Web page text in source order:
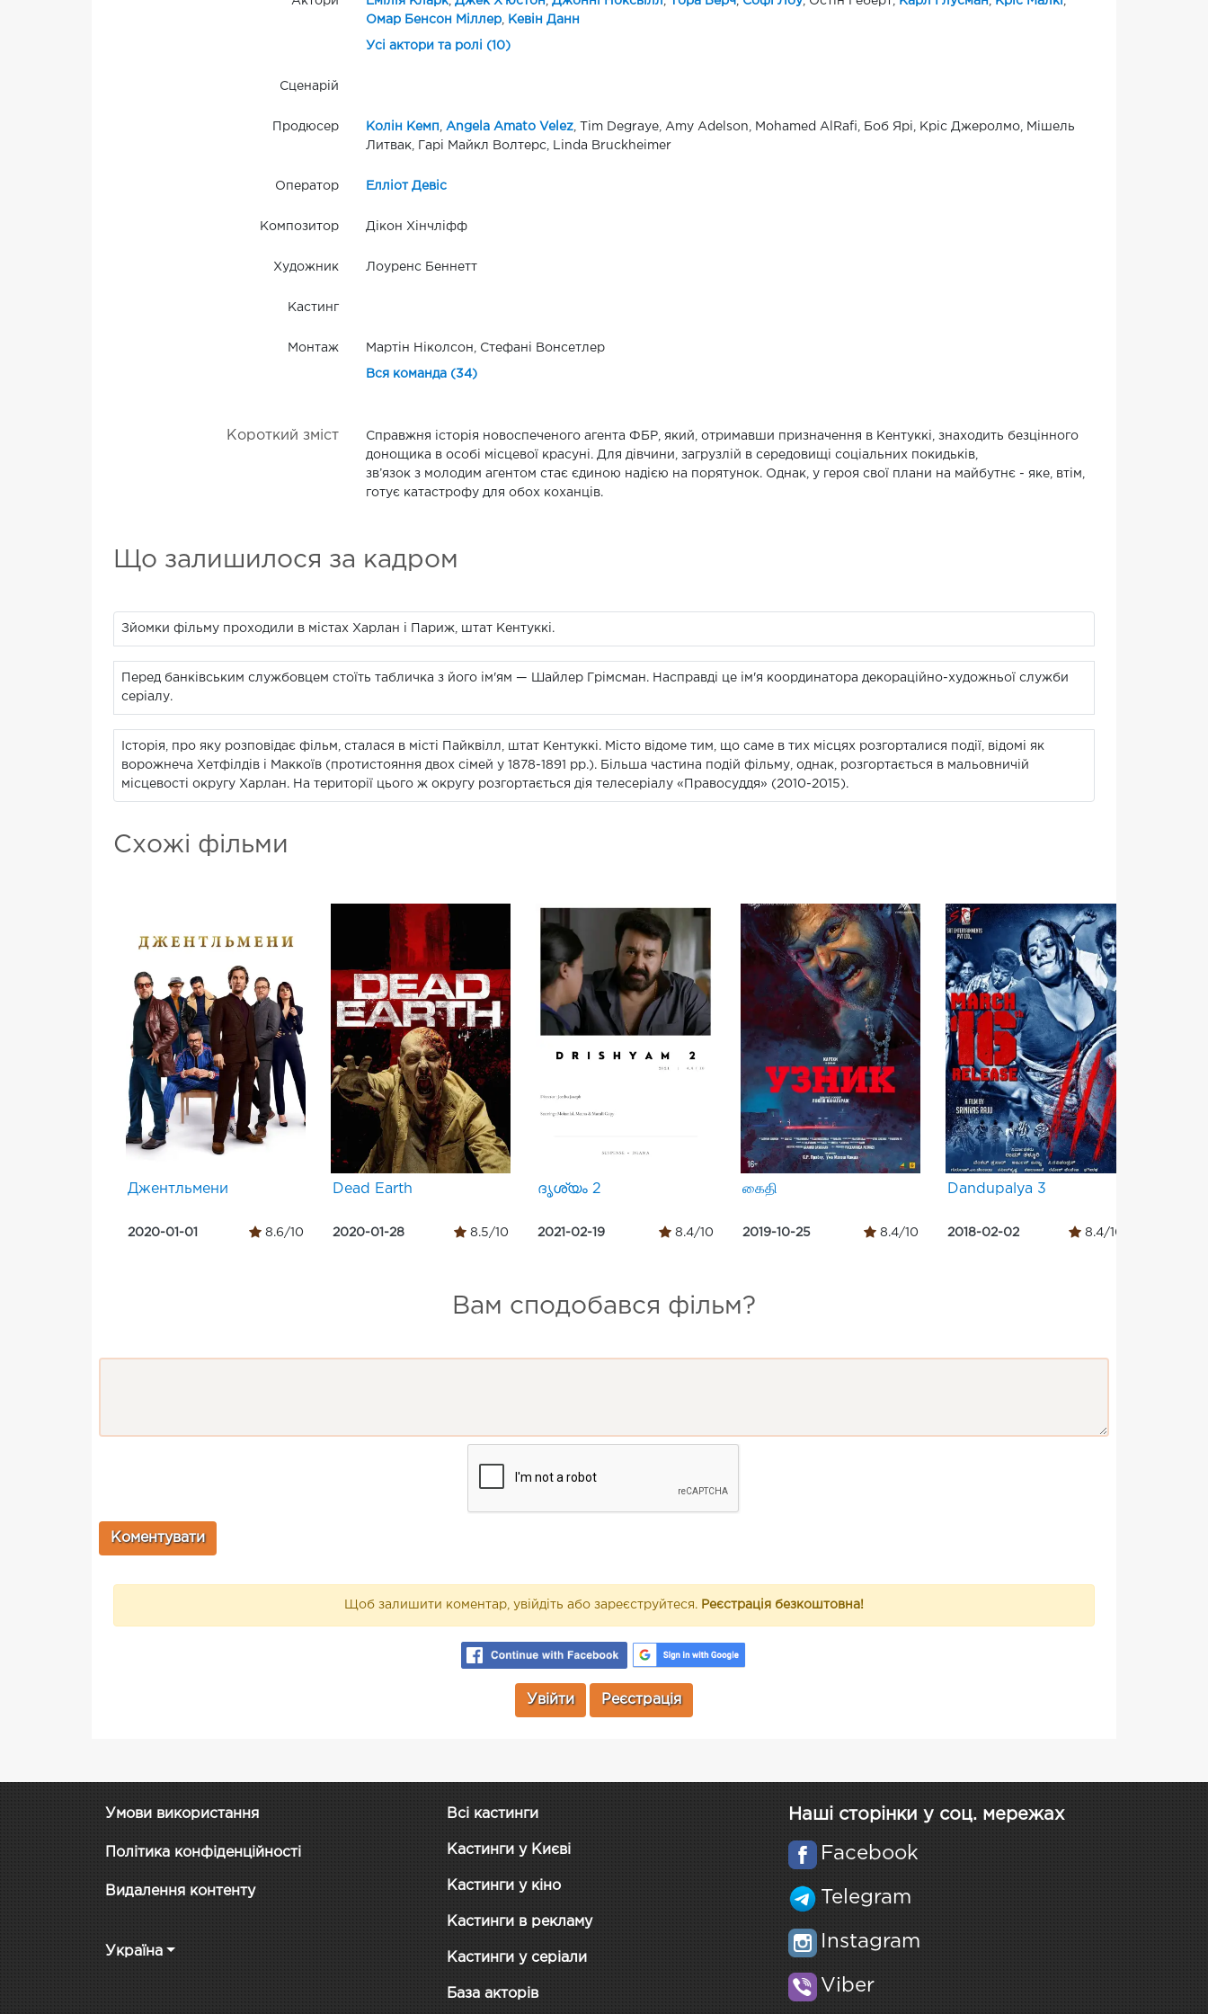
Омар Бенсон Міллер, Кевін Данн
Усі актори та ролі (10)
Сценарій
Продюсер Колін Кемп Angela Amato Velez, Tim Degraye, Amy Adelson, Mohamed AlRafi, Боб Ярі, Кріс Джеролмо, Мішель
Литвак, Гарі Майкл Волтерс, Linda Bruckheimer
Оператор Елліот Девіс
Композитор Дікон Хінчліфф
Художник Лоуренс Беннетт
Кастинг
Монтаж Мартін Ніколсон, Стефані Вонсетлер
Вся команда (34)
Короткий зміст
Справжня історія новоспеченого агента ФБР, який, отримавши призначення в Кентуккі, знаходить безцінного
донощика в особі місцевої красуні. Для дівчини, загрузлій в середовищі соціальних покидьків,
зв’язок з молодим агентом стає єдиною надією на порятунок. Однак, у героя свої плани на майбутнє - яке, втім,
готує катастрофу для обох коханців.
Що залишилося за кадром
Зйомки фільму проходили в містах Харлан і Париж, штат Кентуккі.
Перед банківським службовцем стоїть табличка з його ім'ям — Шайлер Грімсман. Насправді це ім'я координатора декораційно-художньої служби
серіалу.
Історія, про яку розповідає фільм, сталася в місті Пайквілл, штат Кентуккі. Місто відоме тим, що саме в тих місцях розгорталися події, відомі як
ворожнеча Хетфілдів і Маккоїв (протистояння двох сімей у 1878-1891 рр.). Більша частина подій фільму, однак, розгортається в мальовничій
місцевості округу Харлан. На території цього ж округу розгортається дія телесеріалу «Правосуддя» (2010-2015).
Схожі фільми
Джентльмени
2020-01-01 8.6/10
Dead Earth
2020-01-28 8.5/10
ദൃശ്യം 2
2021-02-19 8.4/10
கைதி
2019-10-25 8.4/10
Dandupalya 3
2018-02-02 8.4/10
Вам сподобався фільм?
Щоб залишити коментар, увійдіть або зареєструйтеся. Реєстрація безкоштовна!
Увійти Реєстрація
Умови використання
Політика конфіденційності
Видалення контенту
Україна
Всі кастинги
Кастинги у Києві
Кастинги у кіно
Кастинги в рекламу
Кастинги у серіали
База акторів
Наші сторінки у соц. мережах
Facebook
Telegram
Instagram
Viber